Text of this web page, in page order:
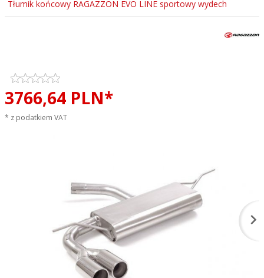
Tłumik końcowy RAGAZZON EVO LINE sportowy wydech
3766,64 PLN*
* z podatkiem VAT